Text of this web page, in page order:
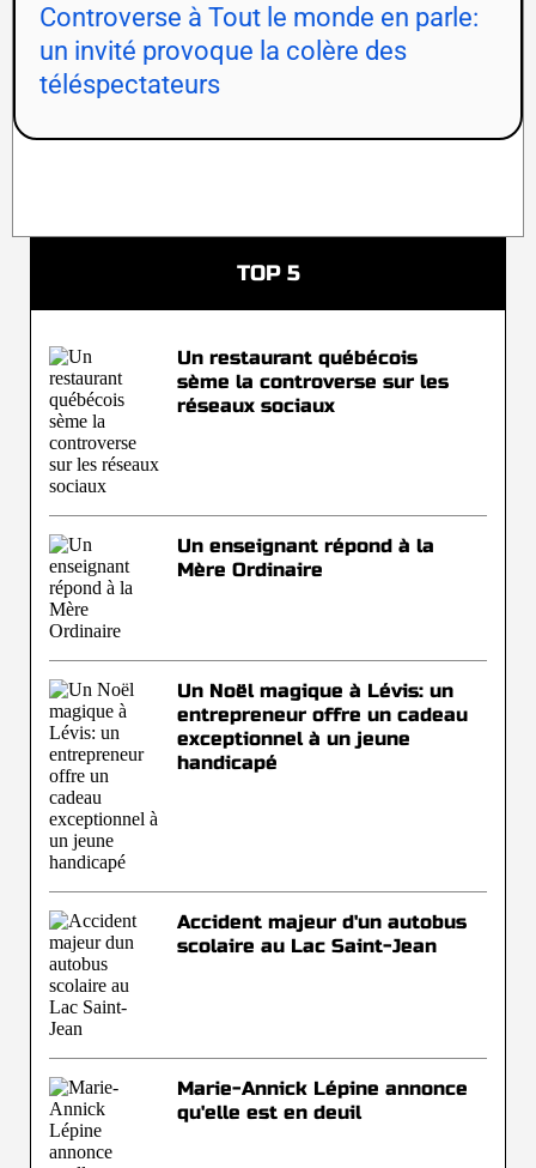
Controverse à Tout le monde en parle:
un invité provoque la colère des
téléspectateurs
TOP 5
Un restaurant québécois
sème la controverse sur les
réseaux sociaux
Un enseignant répond à la
Mère Ordinaire
Un Noël magique à Lévis: un
entrepreneur offre un cadeau
exceptionnel à un jeune
handicapé
Accident majeur d'un autobus
scolaire au Lac Saint-Jean
Marie-Annick Lépine annonce
qu'elle est en deuil